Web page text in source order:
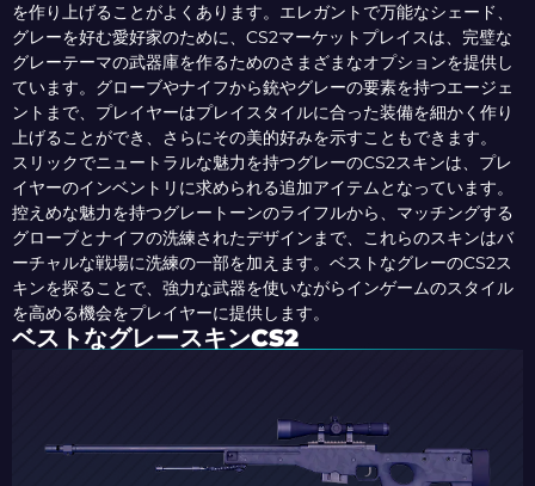
を作り上げることがよくあります。エレガントで万能なシェード、
グレーを好む愛好家のために、CS2マーケットプレイスは、完璧な
グレーテーマの武器庫を作るためのさまざまなオプションを提供し
ています。グローブやナイフから銃やグレーの要素を持つエージェ
ントまで、プレイヤーはプレイスタイルに合った装備を細かく作り
上げることができ、さらにその美的好みを示すこともできます。
スリックでニュートラルな魅力を持つグレーのCS2スキンは、プレ
イヤーのインベントリに求められる追加アイテムとなっています。
控えめな魅力を持つグレートーンのライフルから、マッチングする
グローブとナイフの洗練されたデザインまで、これらのスキンはバ
ーチャルな戦場に洗練の一部を加えます。ベストなグレーのCS2ス
キンを探ることで、強力な武器を使いながらインゲームのスタイル
を高める機会をプレイヤーに提供します。
ベストなグレースキンCS2